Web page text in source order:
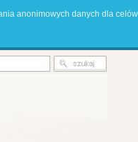
anonimowych danych dla